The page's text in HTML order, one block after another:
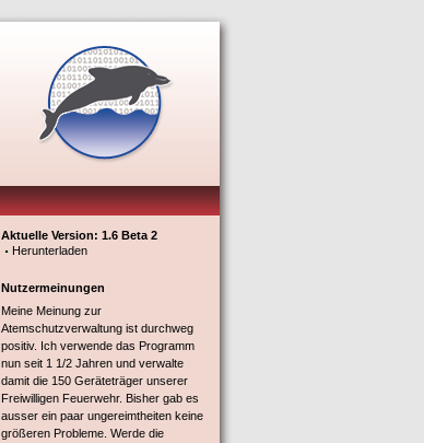
Aktuelle Version: 1.6 Beta 2
Herunterladen
Nutzermeinungen
Meine Meinung zur
Atemschutzverwaltung ist durchweg
positiv. Ich verwende das Programm
nun seit 1 1/2 Jahren und verwalte
damit die 150 Geräteträger unserer
Freiwilligen Feuerwehr. Bisher gab es
ausser ein paar ungereimtheiten keine
größeren Probleme. Werde die